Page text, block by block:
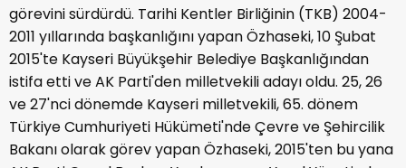
görevini sürdürdü. Tarihi Kentler Birliğinin (TKB) 2004-
2011 yıllarında başkanlığını yapan Özhaseki, 10 Şubat
2015'te Kayseri Büyükşehir Belediye Başkanlığından
istifa etti ve AK Parti'den milletvekili adayı oldu. 25, 26
ve 27'nci dönemde Kayseri milletvekili, 65. dönem
Türkiye Cumhuriyeti Hükümeti'nde Çevre ve Şehircilik
Bakanı olarak görev yapan Özhaseki, 2015'ten bu yana